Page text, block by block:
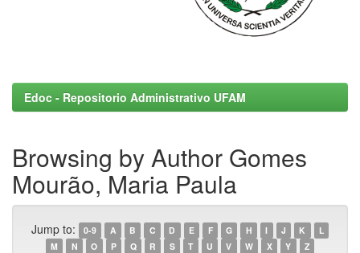
Edoc - Repositorio Administrativo UFAM
Browsing by Author Gomes
Mourão, Maria Paula
Jump to: 0-9 A B C D E F G H I J K
L
M
N O P Q R S T U V W X Y Z